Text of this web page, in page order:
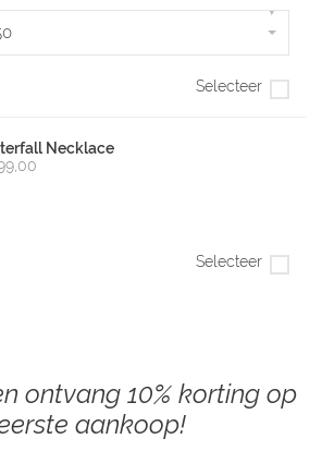
▾
Selecteer
Necklace
Selecteer
ontvang 10% korting op
aankoop!